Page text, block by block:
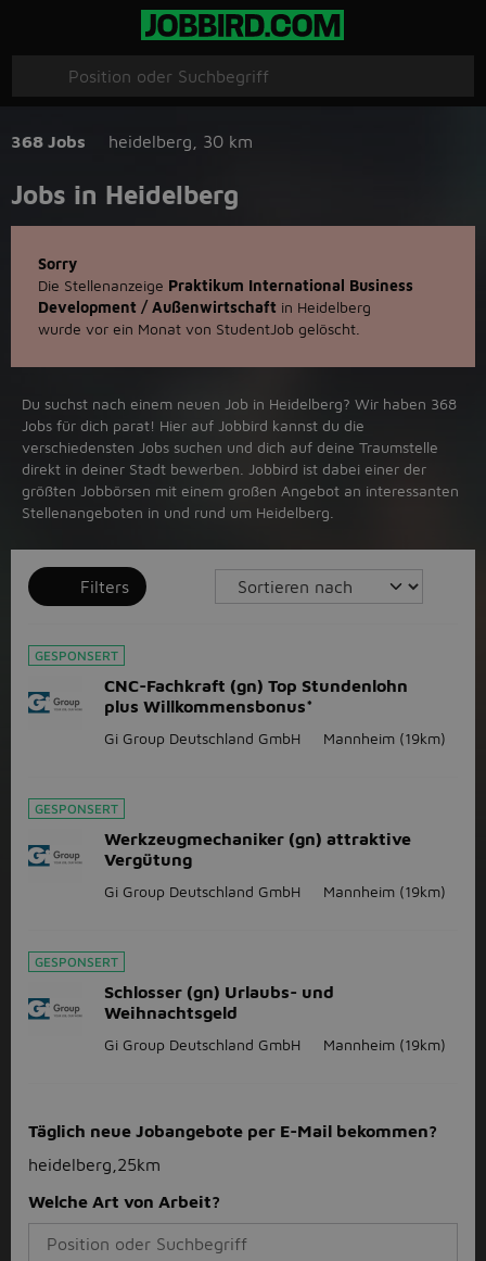
368 Jobs heidelberg 30 km
Jobs in Heidelberg
Sorry
Die Stellenanzeige Praktikum International Business
Development / Außenwirtschaft in Heidelberg
wurde vor ein Monat von StudentJob gelöscht.
Du suchst nach einem neuen Job in Heidelberg? Wir haben 368
Jobs für dich parat! Hier auf Jobbird kannst du die
verschiedensten Jobs suchen und dich auf deine Traumstelle
direkt in deiner Stadt bewerben. Jobbird ist dabei einer der
größten Jobbörsen mit einem großen Angebot an interessanten
Stellenangeboten in und rund um Heidelberg.
Filters
GESPONSERT
CNC-Fachkraft (gn) Top Stundenlohn
plus Willkommensbonus*
Gi Group Deutschland GmbH Mannheim (19km)
GESPONSERT
Werkzeugmechaniker (gn) attraktive
Vergütung
Gi Group Deutschland GmbH Mannheim (19km)
GESPONSERT
Schlosser (gn) Urlaubs- und
Weihnachtsgeld
Gi Group Deutschland GmbH Mannheim (19km)
Täglich neue Jobangebote per E-Mail bekommen?
heidelberg,25km
Welche Art von Arbeit?